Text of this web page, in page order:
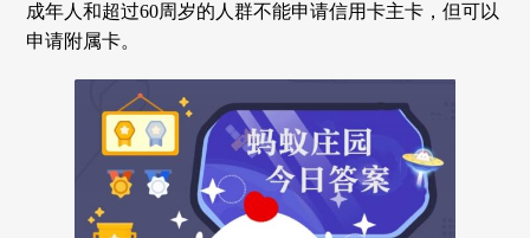
成年人和超过60周岁的人群不能申请信用卡主卡，但可以
申请附属卡。